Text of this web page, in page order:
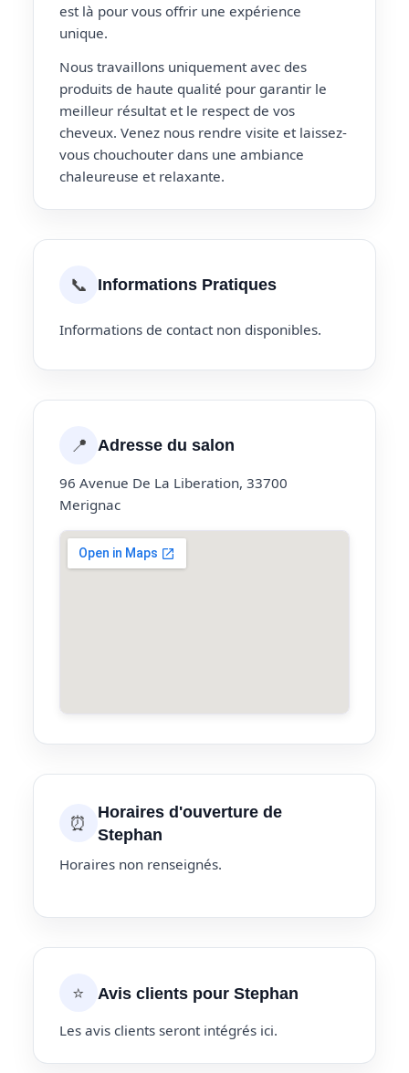
est là pour vous offrir une expérience
unique.
Nous travaillons uniquement avec des
produits de haute qualité pour garantir le
meilleur résultat et le respect de vos
cheveux. Venez nous rendre visite et laissez-
vous chouchouter dans une ambiance
chaleureuse et relaxante.
📞 Informations Pratiques
Informations de contact non disponibles.
📍 Adresse du salon
96 Avenue De La Liberation, 33700
Merignac
⏰
Horaires d'ouverture de
Stephan
Horaires non renseignés.
⭐ Avis clients pour Stephan
Les avis clients seront intégrés ici.